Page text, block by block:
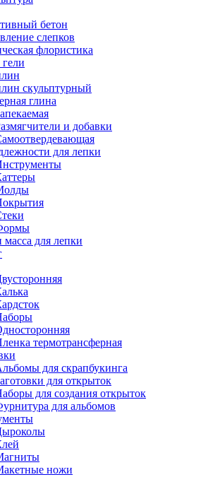
бетон
слепков
флористика
скульптурный
глина
и добавки
для лепки
масса для лепки
термотрансферная
для скрапбукинга
для открыток
для создания открыток
для альбомов
ножи